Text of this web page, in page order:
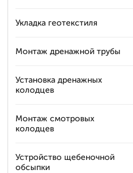
Укладка геотекстиля
Монтаж дренажной трубы
Установка дренажных
колодцев
Монтаж смотровых
колодцев
Устройство щебеночной
обсыпки